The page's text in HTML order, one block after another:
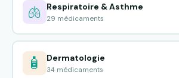
🫁 Respiratoire & Asthme
29 médicaments
🧴 Dermatologie
34 médicaments